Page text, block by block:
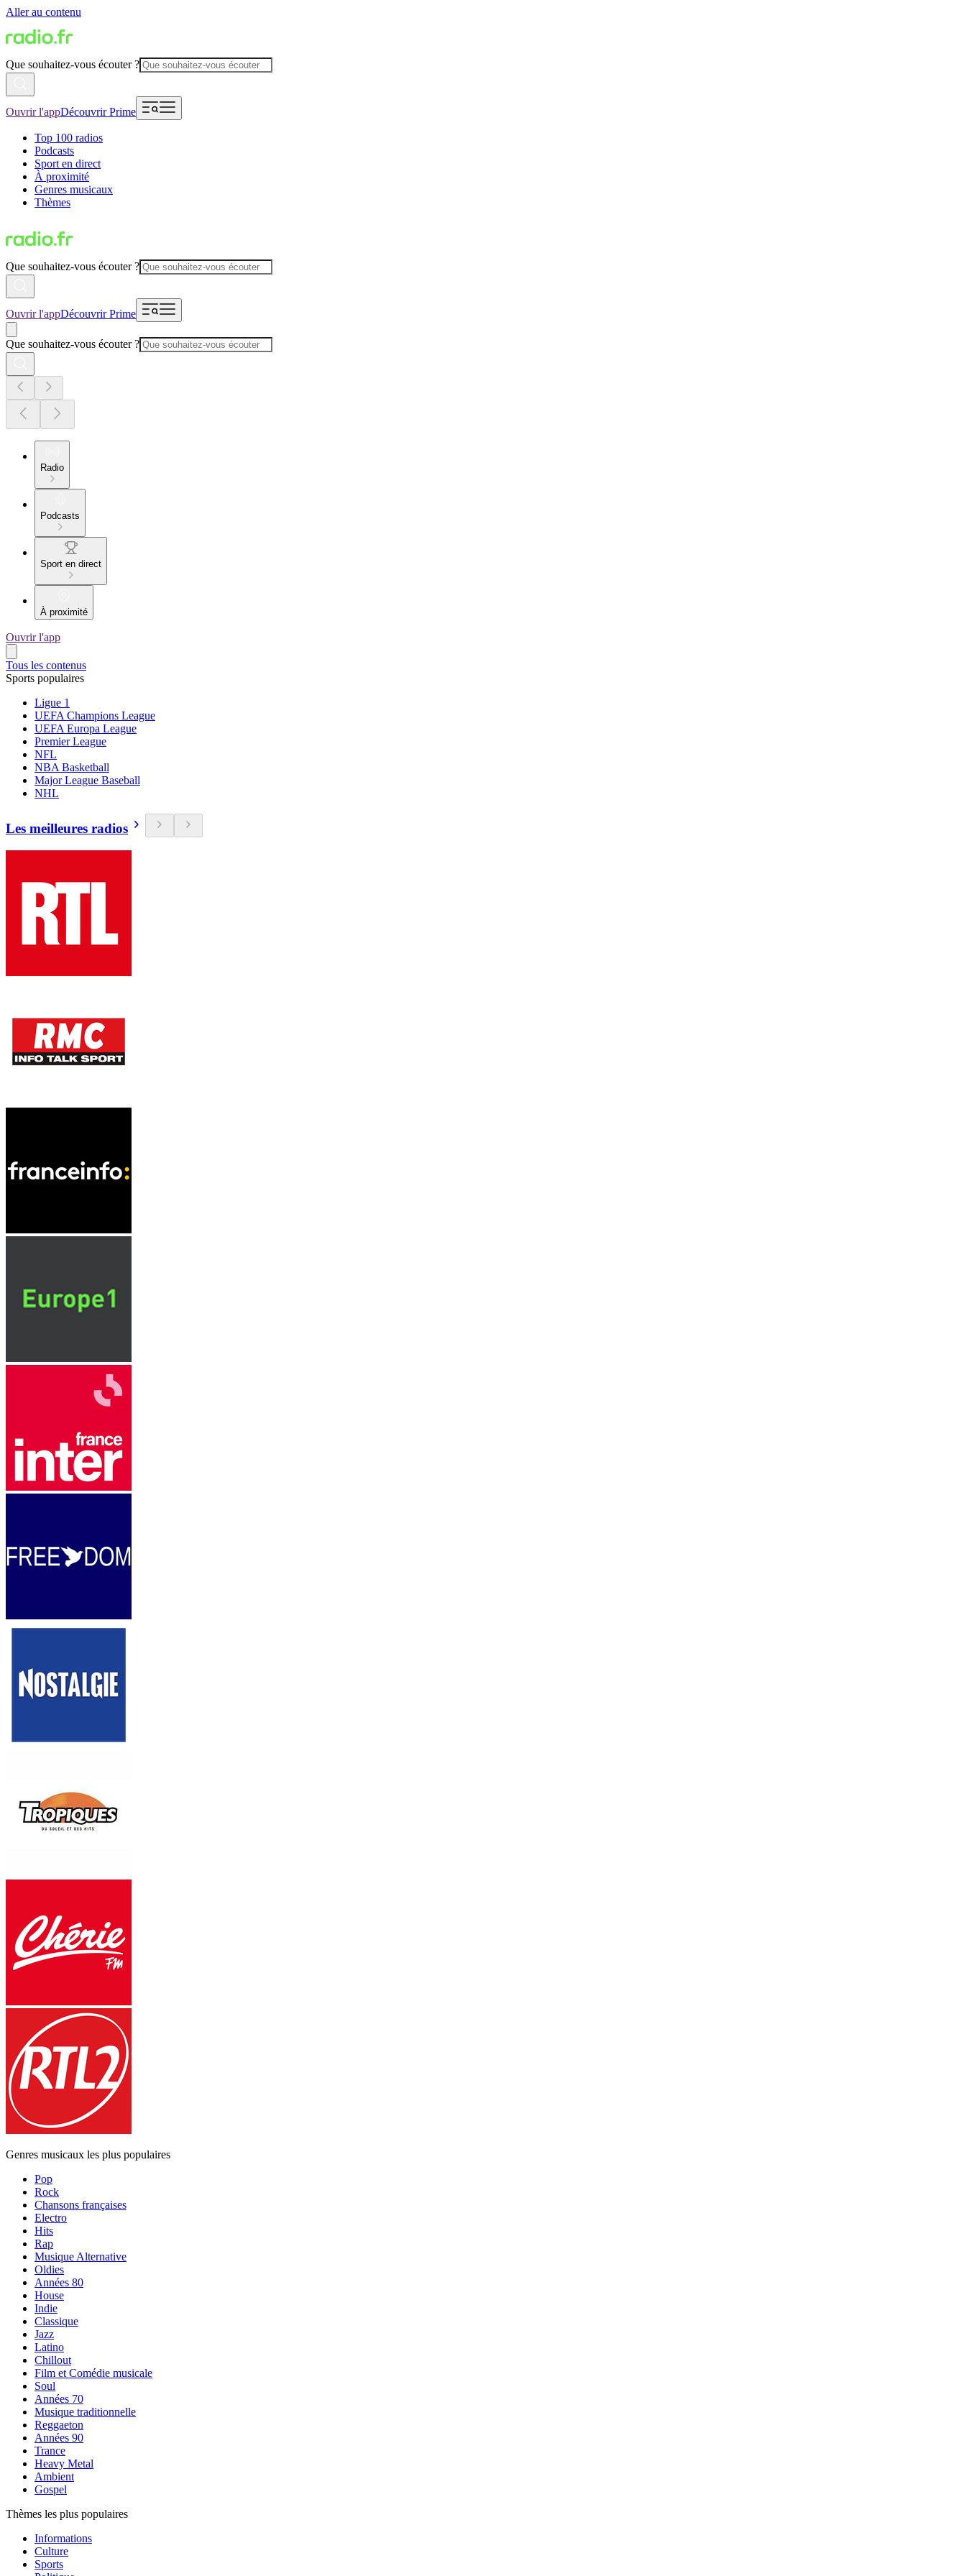
Aller au contenu
Que souhaitez-vous écouter ?
Ouvrir l'appDécouvrir Prime
Top 100 radios
Podcasts
Sport en direct
À proximité
Genres musicaux
Thèmes
Que souhaitez-vous écouter ?
Ouvrir l'appDécouvrir Prime
Que souhaitez-vous écouter ?
Radio
Podcasts
Sport en direct
À proximité
Ouvrir l'app
Tous les contenus
Sports populaires
Ligue 1
UEFA Champions League
UEFA Europa League
Premier League
NFL
NBA Basketball
Major League Baseball
NHL
Les meilleures radios
Genres musicaux les plus populaires
Pop
Rock
Chansons françaises
Electro
Hits
Rap
Musique Alternative
Oldies
Années 80
House
Indie
Classique
Jazz
Latino
Chillout
Film et Comédie musicale
Soul
Années 70
Musique traditionnelle
Reggaeton
Années 90
Trance
Heavy Metal
Ambient
Gospel
Thèmes les plus populaires
Informations
Culture
Sports